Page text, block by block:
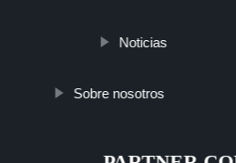
Noticias
Sobre nosotros